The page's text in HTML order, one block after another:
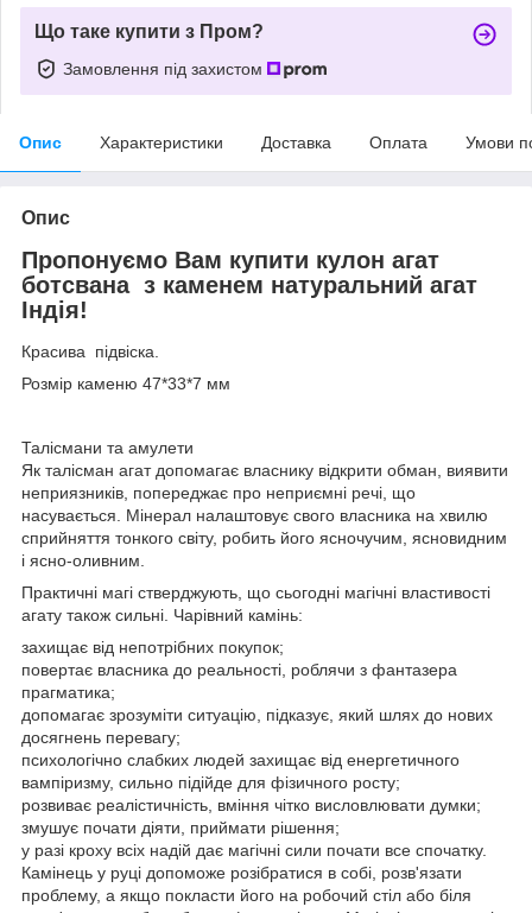
Що таке купити з Пром?
Замовлення під захистом
Опис Характеристики Доставка Оплата Умови
Опис
Пропонуємо Вам купити кулон агат
ботсвана з каменем натуральний агат
Індія!
Красива підвіска.
Розмір каменю 47*33*7 мм
Талісмани та амулети
Як талісман агат допомагає власнику відкрити обман, виявити
неприязників, попереджає про неприємні речі, що
насувається. Мінерал налаштовує свого власника на хвилю
сприйняття тонкого світу, робить його ясночучим, ясновидним
і ясно-оливним.
Практичні магі стверджують, що сьогодні магічні властивості
агату також сильні. Чарівний камінь:
захищає від непотрібних покупок;
повертає власника до реальності, роблячи з фантазера
прагматика;
допомагає зрозуміти ситуацію, підказує, який шлях до нових
досягнень перевагу;
психологічно слабких людей захищає від енергетичного
вампіризму, сильно підійде для фізичного росту;
розвиває реалістичність, вміння чітко висловлювати думки;
змушує почати діяти, приймати рішення;
у разі кроху всіх надій дає магічні сили почати все спочатку.
Камінець у руці допоможе розібратися в собі, розв'язати
проблему, а якщо покласти його на робочий стіл або біля